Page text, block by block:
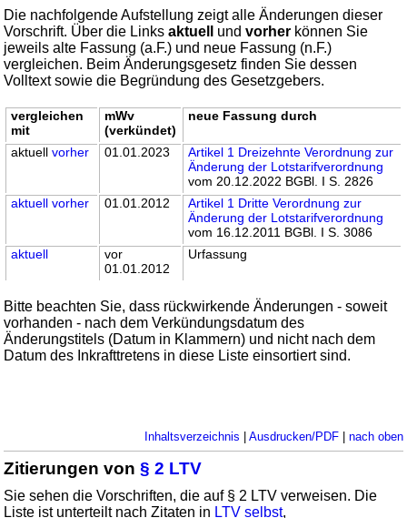
Die nachfolgende Aufstellung zeigt alle Änderungen dieser
Vorschrift. Über die Linksaktuell undvorher können Sie
jeweils alte Fassung (a.F.) und neue Fassung (n.F.)
vergleichen. Beim Änderungsgesetz finden Sie dessen
Volltext sowie die Begründung des Gesetzgebers.
vergleichen
mit
mWv
(verkündet)
neue Fassung durch
aktuellvorher 01.01.2023
Artikel 1 Dreizehnte Verordnung zur
Änderung der Lotstarifverordnung
vom 20.12.2022 BGBl. I S. 2826
aktuell vorher 01.01.2012
Artikel 1 Dritte Verordnung zur
Änderung der Lotstarifverordnung
vom 16.12.2011 BGBl. I S. 3086
aktuell
vor
01.01.2012
Urfassung
Bitte beachten Sie, dass rückwirkende Änderungen - soweit
vorhanden - nach dem Verkündungsdatum des
Änderungstitels (Datum in Klammern) und nicht nach dem
Datum des Inkrafttretens in diese Liste einsortiert sind.
Inhaltsverzeichnis Ausdrucken/PDF| nach oben
Zitierungen von§ 2 LTV
Sie sehen die Vorschriften, die auf § 2 LTV verweisen. Die
Liste ist unterteilt nach Zitaten in LTV selbst,